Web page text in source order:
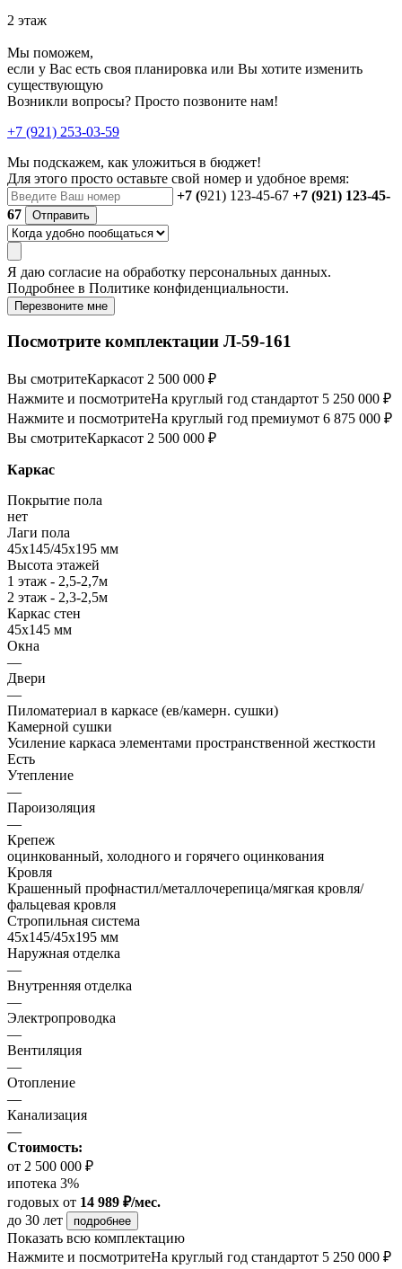
2 этаж
Мы поможем,
если у Вас есть своя планировка или Вы хотите изменить
существующую
Возникли вопросы? Просто позвоните нам!
+7 (921) 253-03-59
Мы подскажем, как уложиться в бюджет!
Для этого просто оставьте свой номер и удобное время:
+7 (921) 123-45-67 +7 (921) 123-45-
67
Отправить
Я даю согласие на обработку персональных данных.
Подробнее в Политике конфиденциальности.
Перезвоните мне
Посмотрите комплектации Л-59-161
Вы смотритеКаркасот 2 500 000 ₽
Нажмите и посмотритеНа круглый год стандартот 5 250 000 ₽
Нажмите и посмотритеНа круглый год премиумот 6 875 000 ₽
Вы смотритеКаркасот 2 500 000 ₽
Каркас
Покрытие пола
нет
Лаги пола
45х145/45х195 мм
Высота этажей
1 этаж - 2,5-2,7м
2 этаж - 2,3-2,5м
Каркас стен
45х145 мм
Окна
—
Двери
—
Пиломатериал в каркасе (ев/камерн. сушки)
Камерной сушки
Усиление каркаса элементами пространственной жесткости
Есть
Утепление
—
Пароизоляция
—
Крепеж
оцинкованный, холодного и горячего оцинкования
Кровля
Крашенный профнастил/металлочерепица/мягкая кровля/
фальцевая кровля
Стропильная система
45х145/45х195 мм
Наружная отделка
—
Внутренняя отделка
—
Электропроводка
—
Вентиляция
—
Отопление
—
Канализация
—
Стоимость:
от 2 500 000 ₽
ипотека 3%
годовых от 14 989 ₽/мес.
до 30 лет
подробнее
Показать всю комплектацию
Нажмите и посмотритеНа круглый год стандартот 5 250 000 ₽